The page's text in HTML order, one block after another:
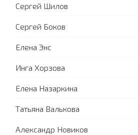
Сергей Шилов
Сергей Боков
Елена Энс
Инга Хорзова
Елена Назаркина
Татьяна Валькова
Александр Новиков